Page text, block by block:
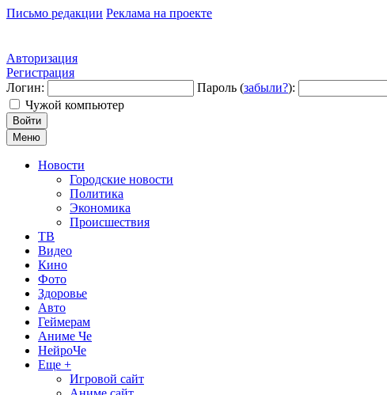
Письмо редакции Реклама на проекте
Авторизация
Регистрация
Логин:
Пароль (забыли?):
Чужой компьютер
Войти
Меню
Новости
Городские новости
Политика
Экономика
Происшествия
ТВ
Видео
Кино
Фото
Здоровье
Авто
Геймерам
Аниме Че
НейроЧе
Еще +
Игровой сайт